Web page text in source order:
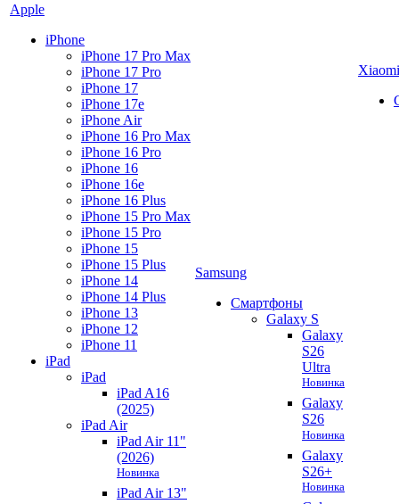
Apple
iPhone
iPhone 17 Pro Max
iPhone 17 Pro
iPhone 17
iPhone 17e
iPhone Air
iPhone 16 Pro Max
iPhone 16 Pro
iPhone 16
iPhone 16e
iPhone 16 Plus
iPhone 15 Pro Max
iPhone 15 Pro
iPhone 15
iPhone 15 Plus
iPhone 14
iPhone 14 Plus
iPhone 13
iPhone 12
iPhone 11
iPad
iPad
iPad A16
(2025)
iPad Air
iPad Air 11"
(2026)
Новинка
iPad Air 13"
Samsung
Смартфоны
Galaxy S
Galaxy
S26
Ultra
Новинка
Galaxy
S26
Новинка
Galaxy
S26+
Новинка
Xiaomi